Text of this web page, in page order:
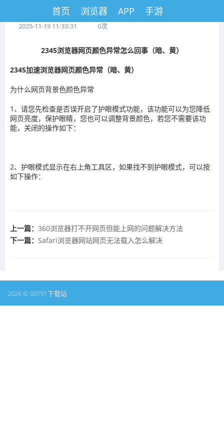
首页 浏览器 APP 手游
2025-11-19 11:33:31 0次
2345浏览器网页颜色异常怎么回事（暗、黄）
2345加速浏览器网页颜色异常（暗、黄）
为什么网页背景色颜色异常
1、请您先检查是否误开启了护眼模式功能，该功能可以为您降低
网页亮度，保护眼睛，您也可以调整背景颜色，若您不需要该功
能，关闭的操作如下：
2、护眼模式显示在右上角工具区，如果找不到护眼模式，可以按
如下操作：
上一篇： 360浏览器打不开网页但能上网的问题解决方法
下一篇： Safari浏览器网站网页无法载入怎么解决
2026 © 00791下载站